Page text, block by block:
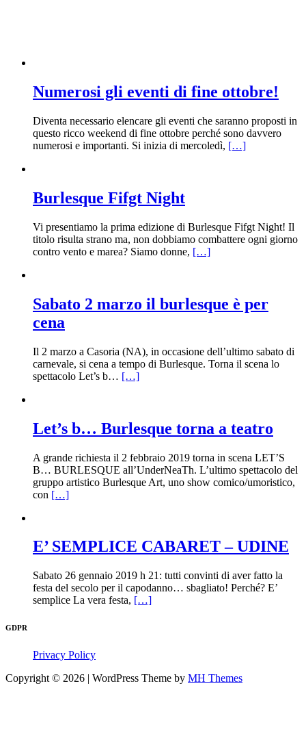
Numerosi gli eventi di fine ottobre!
Diventa necessario elencare gli eventi che saranno proposti in
questo ricco weekend di fine ottobre perché sono davvero
numerosi e importanti. Si inizia di mercoledì, […]
Burlesque Fifgt Night
Vi presentiamo la prima edizione di Burlesque Fifgt Night! Il
titolo risulta strano ma, non dobbiamo combattere ogni giorno
contro vento e marea? Siamo donne, […]
Sabato 2 marzo il burlesque è per
cena
Il 2 marzo a Casoria (NA), in occasione dell’ultimo sabato di
carnevale, si cena a tempo di Burlesque. Torna il scena lo
spettacolo Let’s b… […]
Let’s b… Burlesque torna a teatro
A grande richiesta il 2 febbraio 2019 torna in scena LET’S
B… BURLESQUE all’UnderNeaTh. L’ultimo spettacolo del
gruppo artistico Burlesque Art, uno show comico/umoristico,
con […]
E’ SEMPLICE CABARET – UDINE
Sabato 26 gennaio 2019 h 21: tutti convinti di aver fatto la
festa del secolo per il capodanno… sbagliato! Perché? E’
semplice La vera festa, […]
GDPR
Privacy Policy
Copyright © 2026 | WordPress Theme by MH Themes